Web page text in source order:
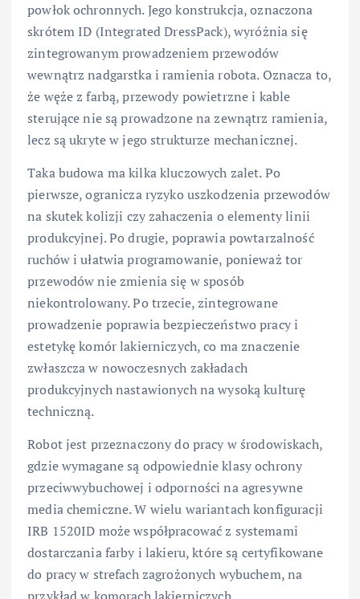
powłok ochronnych. Jego konstrukcja, oznaczona
skrótem ID (Integrated DressPack), wyróżnia się
zintegrowanym prowadzeniem przewodów
wewnątrz nadgarstka i ramienia robota. Oznacza to,
że węże z farbą, przewody powietrzne i kable
sterujące nie są prowadzone na zewnątrz ramienia,
lecz są ukryte w jego strukturze mechanicznej.
Taka budowa ma kilka kluczowych zalet. Po
pierwsze, ogranicza ryzyko uszkodzenia przewodów
na skutek kolizji czy zahaczenia o elementy linii
produkcyjnej. Po drugie, poprawia powtarzalność
ruchów i ułatwia programowanie, ponieważ tor
przewodów nie zmienia się w sposób
niekontrolowany. Po trzecie, zintegrowane
prowadzenie poprawia bezpieczeństwo pracy i
estetykę komór lakierniczych, co ma znaczenie
zwłaszcza w nowoczesnych zakładach
produkcyjnych nastawionych na wysoką kulturę
techniczną.
Robot jest przeznaczony do pracy w środowiskach,
gdzie wymagane są odpowiednie klasy ochrony
przeciwwybuchowej i odporności na agresywne
media chemiczne. W wielu wariantach konfiguracji
IRB 1520ID może współpracować z systemami
dostarczania farby i lakieru, które są certyfikowane
do pracy w strefach zagrożonych wybuchem, na